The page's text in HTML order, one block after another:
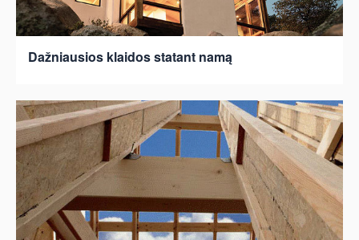
Dažniausios klaidos statant namą